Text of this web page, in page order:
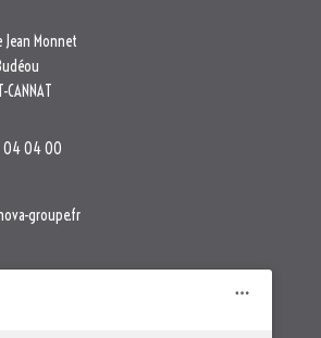
groupe.fr
pour accepter les cookies